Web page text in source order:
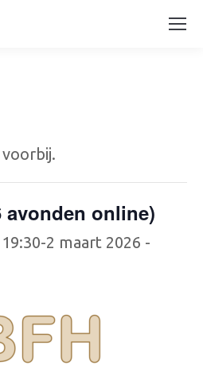
avonden online)
-2 maart 2026 -